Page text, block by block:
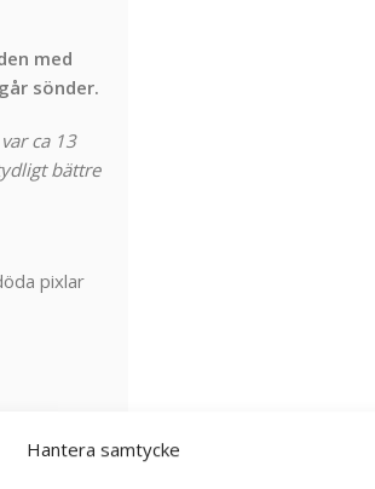
Hantera samtycke
med
sönder.
ca 13
bättre
pixlar